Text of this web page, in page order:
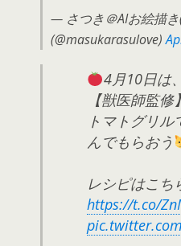
— さつき＠AIお絵描き
(@masukarasulove)
4月10日は
【獣医師監
トマトグリ
んでもらおう
レシピはこち
https://t.co/